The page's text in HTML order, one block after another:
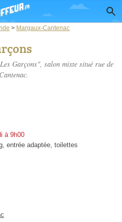
> Margaux-Cantenac
Garçons", salon mixte situé rue de
à 9h00
entrée adaptée, toilettes